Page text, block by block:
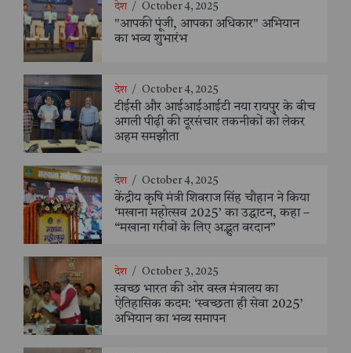
देश / October 4, 2025
"आपकी पूंजी, आपका अधिकार" अभियान
का भव्य शुभारंभ
देश / October 4, 2025
टीईसी और आईआईआईटी नया रायपुर के बीच
अगली पीढ़ी की दूरसंचार तकनीकों को लेकर
अहम समझौता
देश / October 4, 2025
केंद्रीय कृषि मंत्री शिवराज सिंह चौहान ने किया
‘मखाना महोत्सव 2025’ का उद्घाटन, कहा –
“मखाना गरीबों के लिए अद्भुत वरदान”
देश / October 3, 2025
स्वच्छ भारत की ओर वस्त्र मंत्रालय का
ऐतिहासिक कदम: ‘स्वच्छता ही सेवा 2025’
अभियान का भव्य समापन